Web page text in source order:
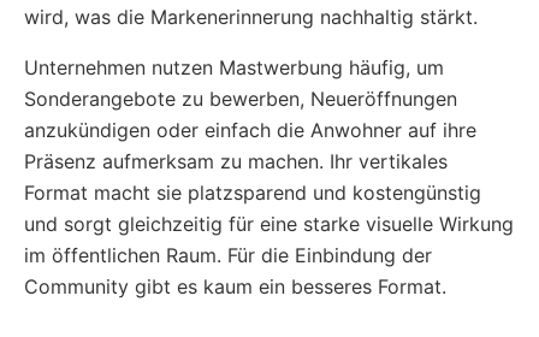
wird, was die Markenerinnerung nachhaltig stärkt.
Unternehmen nutzen Mastwerbung häufig, um
Sonderangebote zu bewerben, Neueröffnungen
anzukündigen oder einfach die Anwohner auf ihre
Präsenz aufmerksam zu machen. Ihr vertikales
Format macht sie platzsparend und kostengünstig
und sorgt gleichzeitig für eine starke visuelle Wirkung
im öffentlichen Raum. Für die Einbindung der
Community gibt es kaum ein besseres Format.